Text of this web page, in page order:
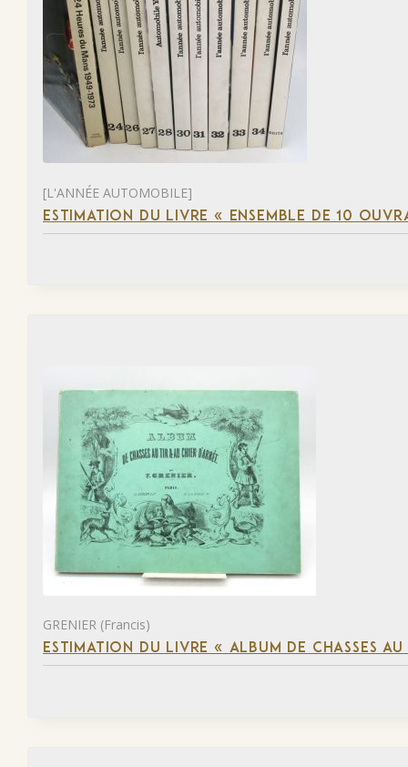
[L'ANNÉE AUTOMOBILE]
ESTIMATION DU LIVRE « ENSEMBLE DE 10
GRENIER (Francis)
ESTIMATION DU LIVRE « ALBUM DE CHASSES